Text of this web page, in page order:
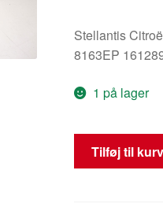
Stellantis
8163EP
1 på lager
Solskærm
Førerside
Tilføj til kurv